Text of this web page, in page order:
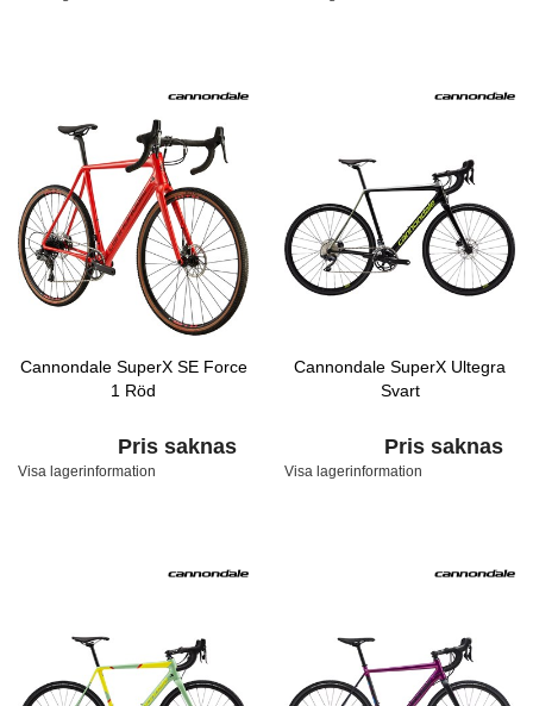
Cannondale SuperX SE Force
1 Röd
Pris saknas
Visa lagerinformation
Cannondale SuperX Ultegra
Svart
Pris saknas
Visa lagerinformation